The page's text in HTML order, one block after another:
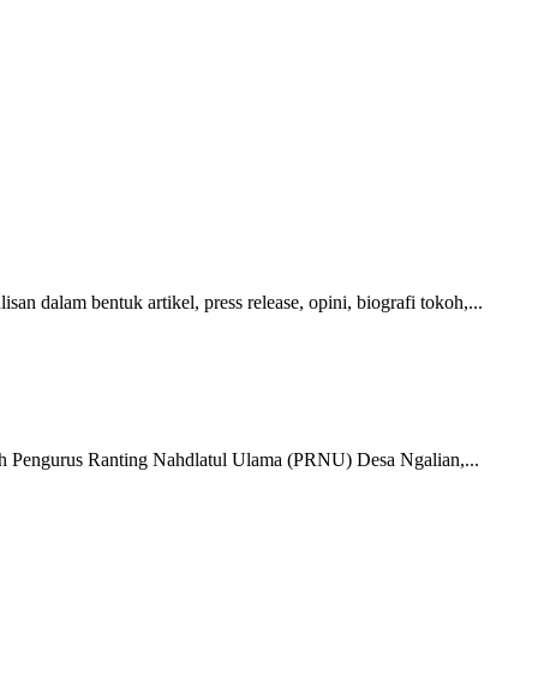
dalam bentuk artikel, press release, opini, biografi tokoh,...
Ranting Nahdlatul Ulama (PRNU) Desa Ngalian,...